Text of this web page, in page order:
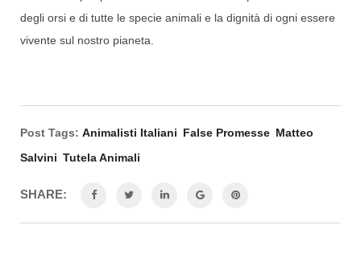
degli orsi e di tutte le specie animali e la dignità di ogni essere
vivente sul nostro pianeta.
Post Tags: Animalisti Italiani False Promesse Matteo
Salvini Tutela Animali
SHARE: